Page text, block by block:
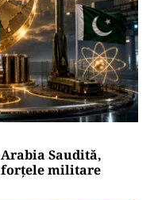
Saudită,
forțele militare